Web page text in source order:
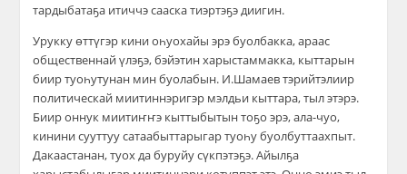
тардыбатаҕа итиччэ сааска тиэртэҕэ диигин.
Урукку өттүгэр кини оһуохайы эрэ буолбакка, араас
общественнай үлэҕэ, бэйэтин харыстаммакка, кыттарын
биир туоһутунан мин буолабын. И.Шамаев тэрийтэлиир
политическай миитиннэригэр мэлдьи кыттара, тыл этэрэ.
Биир оннук миитиҥҥэ кыттыбытын тоҕо эрэ, ала-чуо,
кинини сууттуу сатаабыттарыгар туоһу буолбуттаахпыт.
Дакаастанан, туох да буруйу сүкпэтэҕэ. Айылҕа